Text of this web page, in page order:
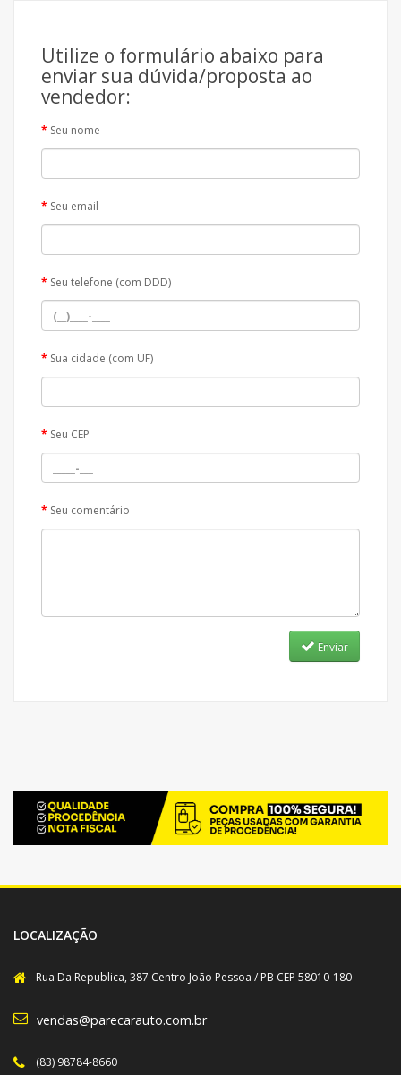
Utilize o formulário abaixo para
enviar sua dúvida/proposta ao
vendedor:
Seu nome
Seu email
Seu telefone (com DDD)
Sua cidade (com UF)
Seu CEP
Seu comentário
Enviar
LOCALIZAÇÃO
Rua Da Republica, 387 Centro João Pessoa / PB CEP 58010-180
vendas@parecarauto.com.br
(83) 98784-8660